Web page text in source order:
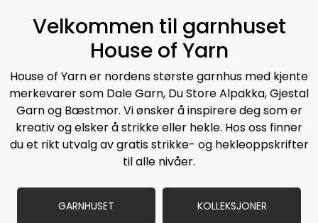
Velkommen til garnhuset
House of Yarn
House of Yarn er nordens største garnhus med kjente
merkevarer som Dale Garn, Du Store Alpakka, Gjestal
Garn og Bæstmor. Vi ønsker å inspirere deg som er
kreativ og elsker å strikke eller hekle. Hos oss finner
du et rikt utvalg av gratis strikke- og hekleoppskrifter
til alle nivåer.
GARNHUSET KOLLEKSJONER
Outlet